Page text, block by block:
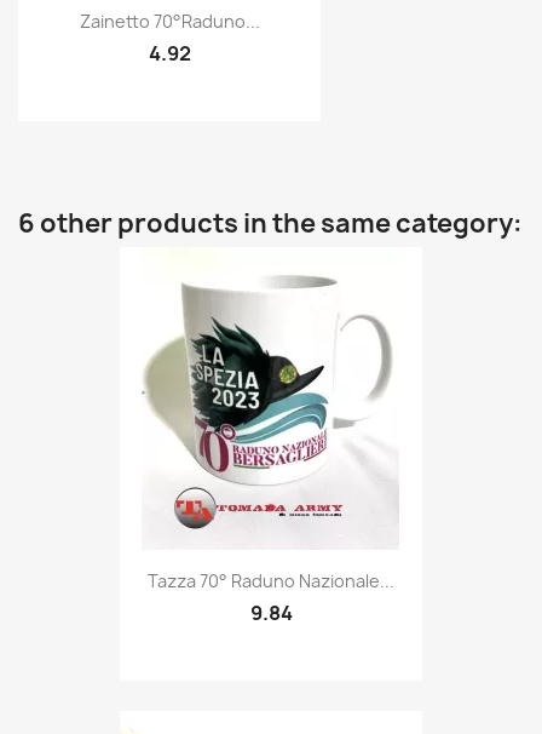
Quick view
Zainetto 70°Raduno...
4.92
6 other products in the same category:
Quick view
Tazza 70° Raduno Nazionale...
9.84